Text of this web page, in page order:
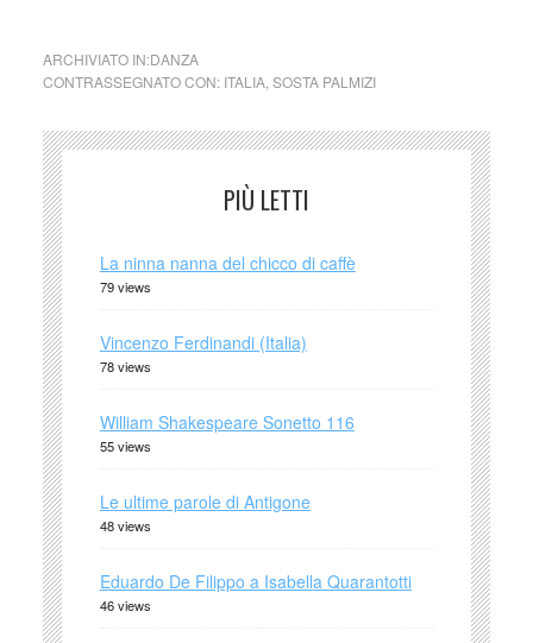
ARCHIVIATO IN:DANZA
CONTRASSEGNATO CON: ITALIA, SOSTA PALMIZI
PIÙ LETTI
La ninna nanna del chicco di caffè
79 views
Vincenzo Ferdinandi (Italia)
78 views
William Shakespeare Sonetto 116
55 views
Le ultime parole di Antigone
48 views
Eduardo De Filippo a Isabella Quarantotti
46 views